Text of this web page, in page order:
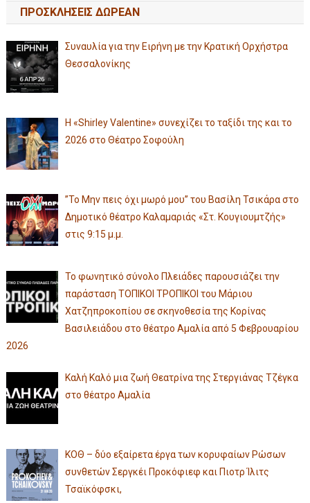
ΠΡΟΣΚΛΗΣΕΙΣ ΔΩΡΕΑΝ
Συναυλία για την Ειρήνη με την Κρατική Ορχήστρα
Θεσσαλονίκης
Η «Shirley Valentine» συνεχίζει το ταξίδι της και το
2026 στο Θέατρο Σοφούλη
”Το Μην πεις όχι μωρό μου” του Βασίλη Τσικάρα στο
Δημοτικό θέατρο Καλαμαριάς «Στ. Κουγιουμτζής»
στις 9:15 μ.μ.
Το φωνητικό σύνολο Πλειάδες παρουσιάζει την
παράσταση ΤΟΠΙΚΟΙ ΤΡΟΠΙΚΟΙ του Μάριου
Χατζηπροκοπίου σε σκηνοθεσία της Κορίνας
Βασιλειάδου στο θέατρο Αμαλία από 5 Φεβρουαρίου
2026
Καλή Καλό μια ζωή Θεατρίνα της Στεργιάνας Τζέγκα
στο θέατρο Αμαλία
ΚΟΘ – δύο εξαίρετα έργα των κορυφαίων Ρώσων
συνθετών Σεργκέι Προκόφιεφ και Πιοτρ Ίλιτς
Τσαϊκόφσκι,